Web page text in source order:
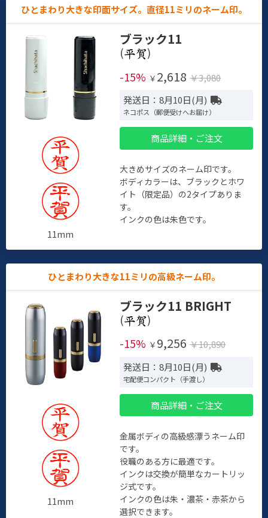
ひとまわり大きな印面サイズ。直径11ミリのネーム印。
11mm
ブラック11
(
)
-15% ￥ 2,618 ￥3,080
発送日：8月10日(月)
ネコポス（郵便受けへお届け）
商品詳細・ご注文
大きめサイズのネーム印です。
ボディカラーは、ブラックとホワ
イト（限定品）の2タイプありま
す。
インクの色は朱色です。
ひとまわり大きな11ミリの高級ネーム印。
11mm
ブラック11 BRIGHT
(
)
-15% ￥ 9,256 ￥10,890
発送日：8月10日(月)
宅配便コンパクト（手渡し）
商品詳細・ご注文
金属ボディの高級感漂うネーム印
です。
役職のある方に最適です。
インクは交換が簡単なカートリッ
ジ式です。
インクの色は朱・濃茶・赤茶から
選択できます。